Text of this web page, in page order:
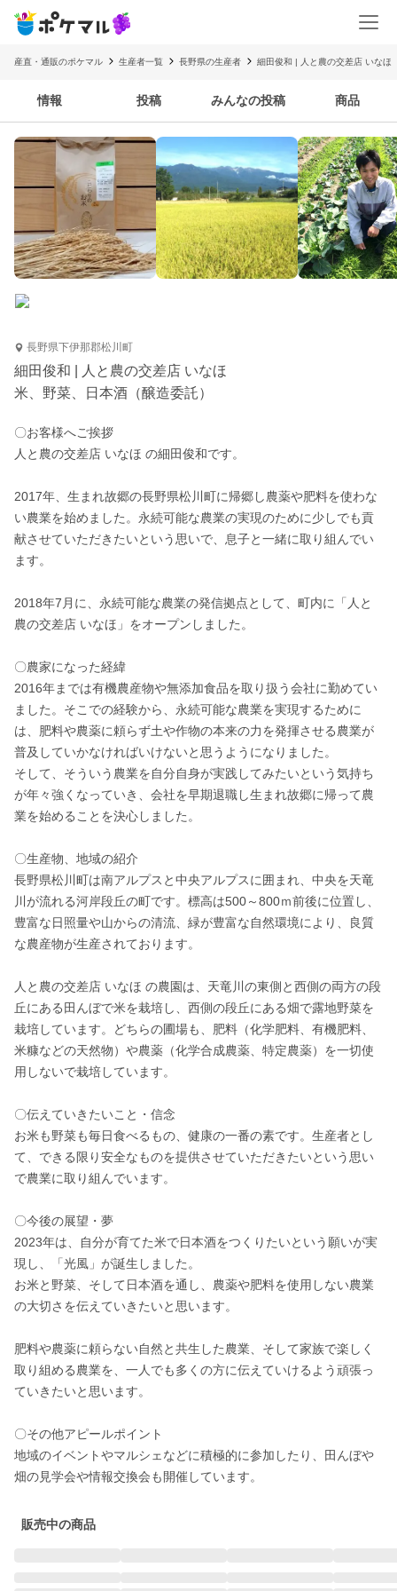
産直・通販のポケマル 生産者一覧 長野県の生産者 細田俊和 | 人と農の交差店 いなほ
情報 投稿 みんなの投稿 商品
長野県下伊那郡松川町
細田俊和 | 人と農の交差店 いなほ
米、野菜、日本酒（醸造委託）
〇お客様へご挨拶
人と農の交差店 いなほ の細田俊和です。
2017年、生まれ故郷の長野県松川町に帰郷し農薬や肥料を使わな
い農業を始めました。永続可能な農業の実現のために少しでも貢
献させていただきたいという思いで、息子と一緒に取り組んでい
ます。
2018年7月に、永続可能な農業の発信拠点として、町内に「人と
農の交差店 いなほ」をオープンしました。
〇農家になった経緯
2016年までは有機農産物や無添加食品を取り扱う会社に勤めてい
ました。そこでの経験から、永続可能な農業を実現するために
は、肥料や農薬に頼らず土や作物の本来の力を発揮させる農業が
普及していかなければいけないと思うようになりました。
そして、そういう農業を自分自身が実践してみたいという気持ち
が年々強くなっていき、会社を早期退職し生まれ故郷に帰って農
業を始めることを決心しました。
〇生産物、地域の紹介
長野県松川町は南アルプスと中央アルプスに囲まれ、中央を天竜
川が流れる河岸段丘の町です。標高は500～800ｍ前後に位置し、
豊富な日照量や山からの清流、緑が豊富な自然環境により、良質
な農産物が生産されております。
人と農の交差店 いなほ の農園は、天竜川の東側と西側の両方の段
丘にある田んぼで米を栽培し、西側の段丘にある畑で露地野菜を
栽培しています。どちらの圃場も、肥料（化学肥料、有機肥料、
米糠などの天然物）や農薬（化学合成農薬、特定農薬）を一切使
用しないで栽培しています。
〇伝えていきたいこと・信念
お米も野菜も毎日食べるもの、健康の一番の素です。生産者とし
て、できる限り安全なものを提供させていただきたいという思い
で農業に取り組んでいます。
〇今後の展望・夢
2023年は、自分が育てた米で日本酒をつくりたいという願いが実
現し、「光風」が誕生しました。
お米と野菜、そして日本酒を通し、農薬や肥料を使用しない農業
の大切さを伝えていきたいと思います。
肥料や農薬に頼らない自然と共生した農業、そして家族で楽しく
取り組める農業を、一人でも多くの方に伝えていけるよう頑張っ
ていきたいと思います。
〇その他アピールポイント
地域のイベントやマルシェなどに積極的に参加したり、田んぼや
畑の見学会や情報交換会も開催しています。
販売中の商品